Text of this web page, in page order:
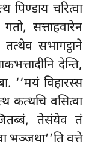
पिण्डाय चरित्वा
सत्ताहवारेन
सभागट्ठाने
देन्ति,
‘‘मयं विहारस्स
कत्थचि वसित्वा
तेसंयेव तं